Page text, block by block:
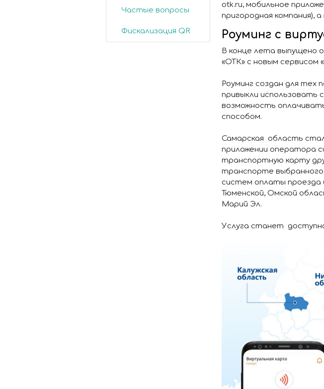
Частые вопросы
Фискализация QR
otk.ru, мобильное
пригородная компания),
Роуминг с
В конце лета выпущено
«ОТК» с новым сервисом
Роуминг создан для
привыкли использовать
возможность
способом.
Самарская область
приложении оператора
транспортную карту
транспорте
систем оплаты проезда
Тюменской, Омской
Марий Эл.
Услуга станет